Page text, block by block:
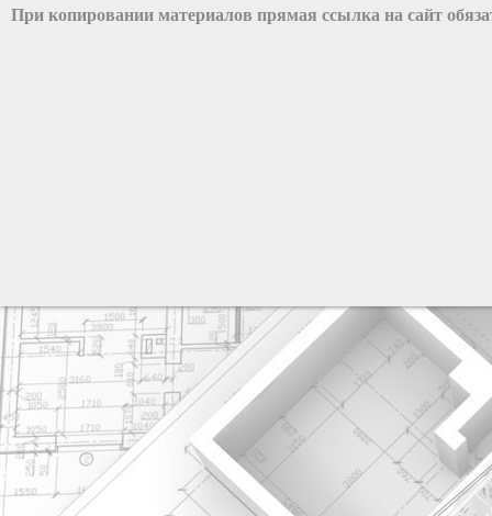
При копировании материалов прямая ссылка на сайт